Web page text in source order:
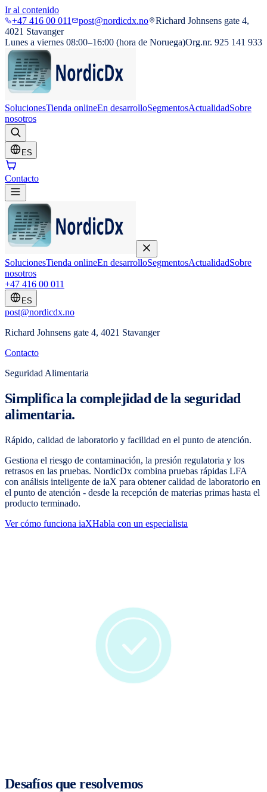
Ir al contenido
+47 416 00 011
post@nordicdx.no
Richard Johnsens gate 4,
4021 Stavanger
Lunes a viernes 08:00–16:00 (hora de Noruega)Org.nr. 925 141 933
SolucionesTienda onlineEn desarrolloSegmentosActualidadSobre
nosotros
ES
Contacto
SolucionesTienda onlineEn desarrolloSegmentosActualidadSobre
nosotros
+47 416 00 011
ES
post@nordicdx.no
Richard Johnsens gate 4, 4021 Stavanger
Contacto
Seguridad Alimentaria
Simplifica la complejidad de la seguridad
alimentaria.
Rápido, calidad de laboratorio y facilidad en el punto de atención.
Gestiona el riesgo de contaminación, la presión regulatoria y los
retrasos en las pruebas. NordicDx combina pruebas rápidas LFA
con análisis inteligente de iaX para obtener calidad de laboratorio en
el punto de atención - desde la recepción de materias primas hasta el
producto terminado.
Ver cómo funciona iaXHabla con un especialista
Desafíos que resolvemos